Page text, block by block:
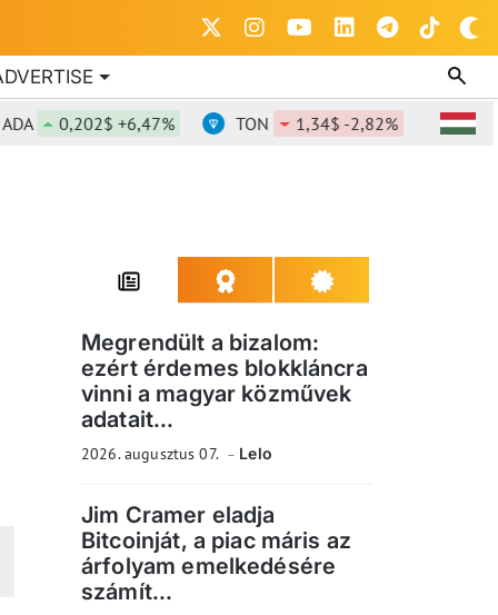
0,202$ +6,47% TON 1,34$ -2,82% DOT
Megrendült a bizalom:
ezért érdemes blokkláncra
vinni a magyar közművek
adatait...
2026. augusztus 07. Lelo
Jim Cramer eladja
Bitcoinját, a piac máris az
árfolyam emelkedésére
számít...